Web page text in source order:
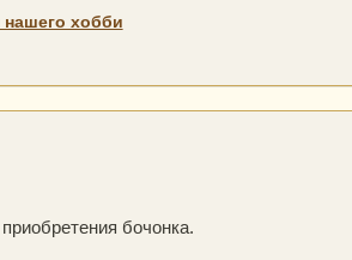
нашего хобби
бочонка.